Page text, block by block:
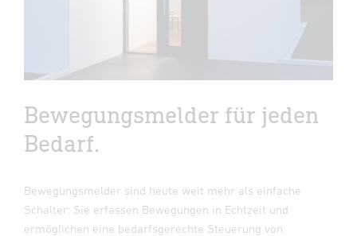
Bewegungsmelder für jeden
Bedarf.
Bewegungsmelder sind heute weit mehr als einfache
Schalter: Sie erfassen Bewegungen in Echtzeit und
ermöglichen eine bedarfsgerechte Steuerung von